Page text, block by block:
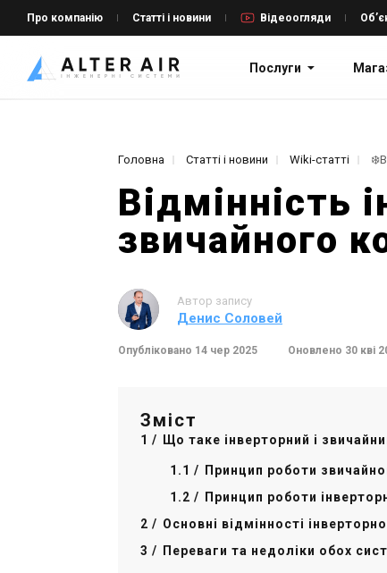
Про компанію Статті і новини Відеоогляди
Послуги
Головна Статті і новини Wiki-статті
Відмінність
звичайного
Автор запису
Денис Соловей
Опубліковано 14 чер 2025 Оновлено 30 кві
Зміст
Що таке інверторний і
Принцип роботи
Принцип роботи
Основні відмінності
Переваги та недоліки обох